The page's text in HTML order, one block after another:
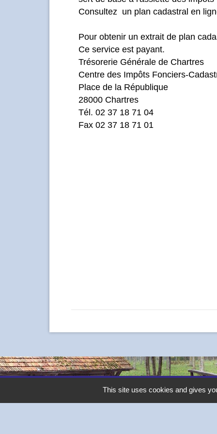
Consultez un plan cadastral en
Pour obtenir un extrait de plan
Ce service est payant.
Trésorerie Générale de Chartres
Centre des Impôts Fonciers-
Place de la République
28000 Chartres
Tél. 02 37 18 71 04
Fax 02 37 18 71 01
ContactsThis site uses cookies and gives